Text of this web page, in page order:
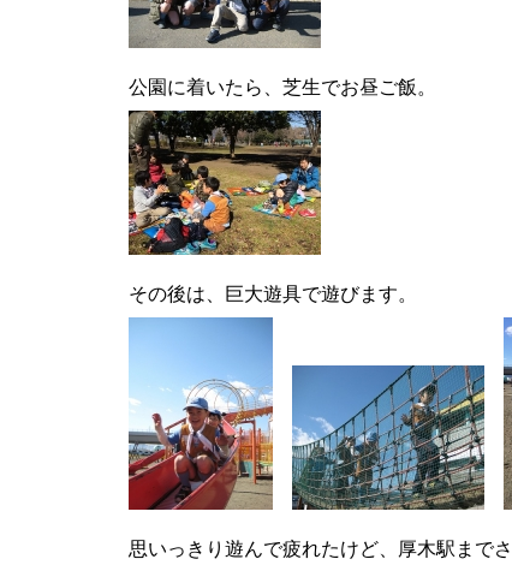
公園に着いたら、芝生でお昼ご飯。
その後は、巨大遊具で遊びます。
思いっきり遊んで疲れたけど、厚木駅まで